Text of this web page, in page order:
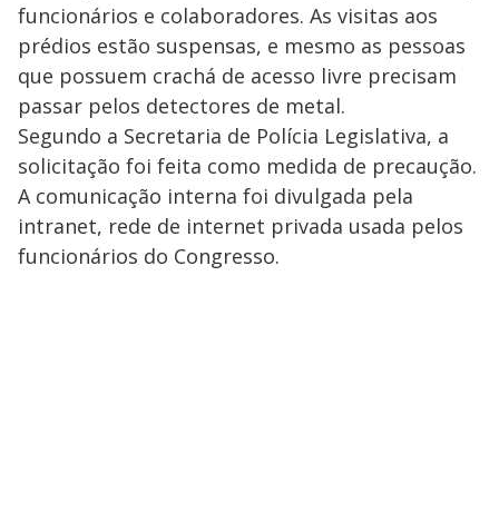
funcionários e colaboradores. As visitas aos
prédios estão suspensas, e mesmo as pessoas
que possuem crachá de acesso livre precisam
passar pelos detectores de metal.
Segundo a Secretaria de Polícia Legislativa, a
solicitação foi feita como medida de precaução.
A comunicação interna foi divulgada pela
intranet, rede de internet privada usada pelos
funcionários do Congresso.